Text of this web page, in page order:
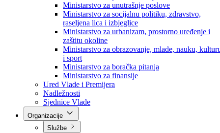
Ministarstva
Ministarstvo za privredu
Ministarstvo za pravosuđe, upravu i radne odnose
Ministarstvo za unutrašnje poslove
Ministarstvo za socijalnu politiku, zdravstvo,
raseljena lica i izbjeglice
Ministarstvo za urbanizam, prostorno uređenje i
zaštitu okoline
Ministarstvo za obrazovanje, mlade, nauku,
i sport
Ministarstvo za boračka pitanja
Ministarstvo za finansije
Ured Vlade i Premijera
Nadležnosti
Sjednice Vlade